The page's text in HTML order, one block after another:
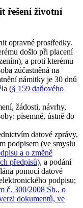
řešení životní
opravné prostředky.
došlo při placení
a proti kterému
zúčastněná na
námitky je 30 dnů
(§ 159 daňového
žádosti, návrhy,
písemně, ústně do
datové zprávy,
podpisem (ve smyslu
a o změně
předpisů), a podání
pomocí datové
podpisu;
č. 300/2008 Sb., o
dokumentů, ve